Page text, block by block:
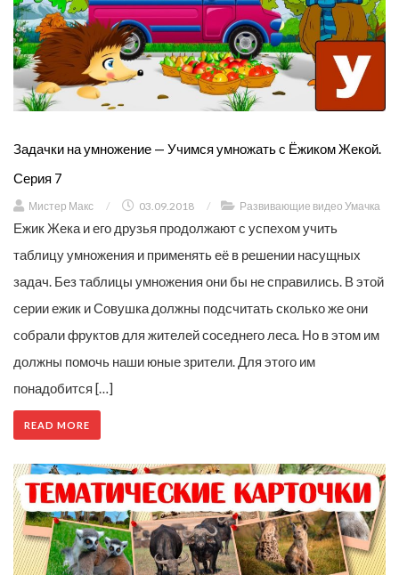
Задачки на умножение — Учимся умножать с Ёжиком Жекой.
Серия 7
Мистер Макс / 03.09.2018 / Развивающие видео Умачка
Ежик Жека и его друзья продолжают с успехом учить
таблицу умножения и применять её в решении насущных
задач. Без таблицы умножения они бы не справились. В этой
серии ежик и Совушка должны подсчитать сколько же они
собрали фруктов для жителей соседнего леса. Но в этом им
должны помочь наши юные зрители. Для этого им
понадобится […]
READ MORE